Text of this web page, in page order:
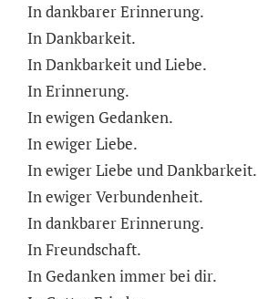
In dankbarer Erinnerung.
In Dankbarkeit.
In Dankbarkeit und Liebe.
In Erinnerung.
In ewigen Gedanken.
In ewiger Liebe.
In ewiger Liebe und Dankbarkeit.
In ewiger Verbundenheit.
In dankbarer Erinnerung.
In Freundschaft.
In Gedanken immer bei dir.